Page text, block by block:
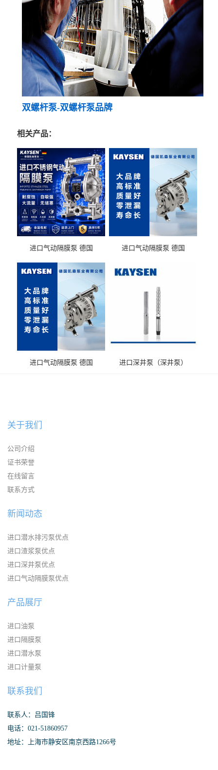
双螺杆泵-双螺杆泵品牌
相关产品：
进口气动隔膜泵 德国
送气动泵
进口气动隔膜泵 德国
输送
进口气动隔膜泵 德国
进口深井泵（深井泵）
关于我们
公司介绍
证书荣誉
在线留言
联系方式
新闻动态
进口潜水排污泵优点
进口渣浆泵优点
进口深井泵优点
进口气动隔膜泵优点
产品展厅
进口油泵
进口隔膜泵
进口潜水泵
进口计量泵
联系我们
联系人：吕国锋
电话：021-51860957
地址：上海市静安区南京西路1266号